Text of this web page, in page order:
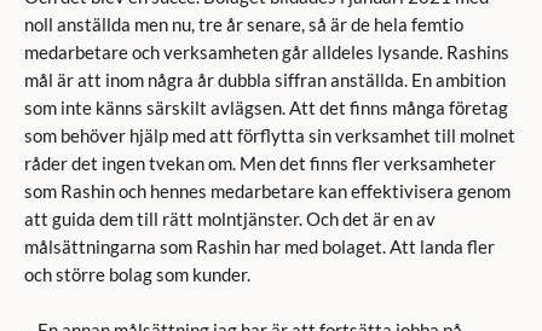
noll anställda men nu, tre år senare, så är de hela femtio
medarbetare och verksamheten går alldeles lysande. Rashins
mål är att inom några år dubbla siffran anställda. En ambition
som inte känns särskilt avlägsen. Att det finns många företag
som behöver hjälp med att förflytta sin verksamhet till molnet
råder det ingen tvekan om. Men det finns fler verksamheter
som Rashin och hennes medarbetare kan effektivisera genom
att guida dem till rätt molntjänster. Och det är en av
målsättningarna som Rashin har med bolaget. Att landa fler
och större bolag som kunder.